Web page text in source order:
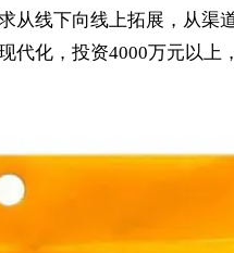
线下向线上拓展，从渠
化，投资4000万元以